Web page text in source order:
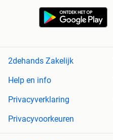
2dehands Zakelijk
Help en info
Privacyverklaring
Privacyvoorkeuren